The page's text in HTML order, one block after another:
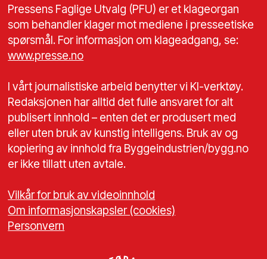
Pressens Faglige Utvalg (PFU) er et klageorgan
som behandler klager mot mediene i presseetiske
spørsmål. For informasjon om klageadgang, se:
www.presse.no
I vårt journalistiske arbeid benytter vi KI-verktøy.
Redaksjonen har alltid det fulle ansvaret for alt
publisert innhold – enten det er produsert med
eller uten bruk av kunstig intelligens. Bruk av og
kopiering av innhold fra Byggeindustrien/bygg.no
er ikke tillatt uten avtale.
Vilkår for bruk av videoinnhold
Om informasjonskapsler (cookies)
Personvern